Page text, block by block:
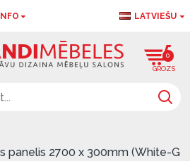
LATVIEŠU
0
panelis 2700 x 300mm (White-G